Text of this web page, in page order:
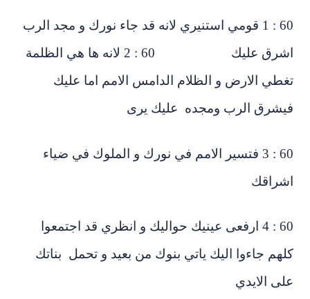
60 : 1 قومي استنيري لانه قد جاء نورك و مجد الرب
اشرق عليك 60 : 2 لانه ها هي الظلمة
الارض و الظلام الدامس الامم اما عليك
الرب ومجده عليك يرى
60 : 3 فتسير الامم في نورك و الملوك في ضياء
60 : 4 ارفعى عينيك حواليك و انظري قد اجتمعوا
جاءوا اليك ياتي بنوك من بعيد و تحمل بناتك
الايدي